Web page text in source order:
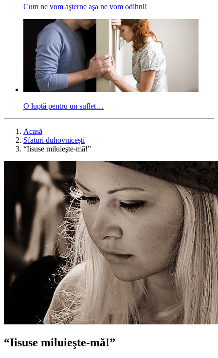
Cum ne vom aşterne aşa ne vom odihni!
O luptă pentru un suflet…
Acasă
Sfaturi duhovnicești
“Iisuse miluieşte-mă!”
“Iisuse miluieşte-mă!”